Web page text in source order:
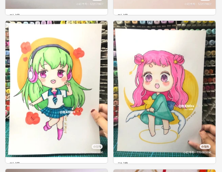
动漫
2
动漫
动漫 动漫